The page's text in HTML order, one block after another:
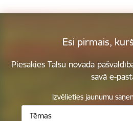
Esi pirmais,
Piesakies Talsu novada
savā e-
Izvēlieties jaunumu
Tēmas